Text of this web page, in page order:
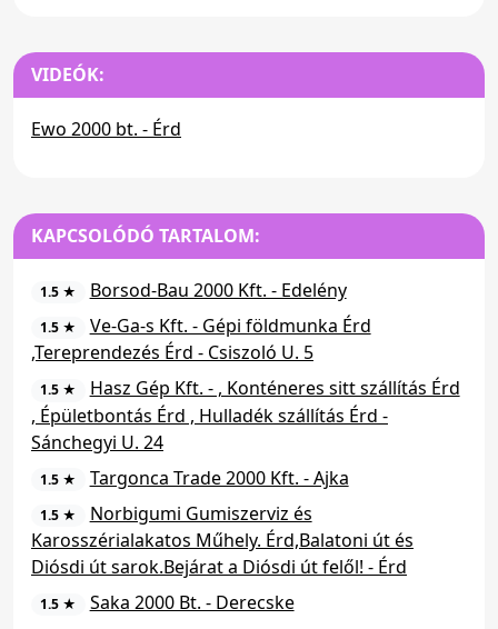
VIDEÓK:
Ewo 2000 bt. - Érd
KAPCSOLÓDÓ TARTALOM:
1.5 ★ Borsod-Bau 2000 Kft. - Edelény
1.5 ★
Ve-Ga-s Kft. - Gépi földmunka Érd
,Tereprendezés Érd - Csiszoló U. 5
1.5 ★
Hasz Gép Kft. - , Konténeres sitt szállítás Érd
, Épületbontás Érd , Hulladék szállítás Érd -
Sánchegyi U. 24
1.5 ★ Targonca Trade 2000 Kft. - Ajka
1.5 ★
Norbigumi Gumiszerviz és
Karosszérialakatos Műhely. Érd,Balatoni út és
Diósdi út sarok.Bejárat a Diósdi út felől! - Érd
1.5 ★ Saka 2000 Bt. - Derecske